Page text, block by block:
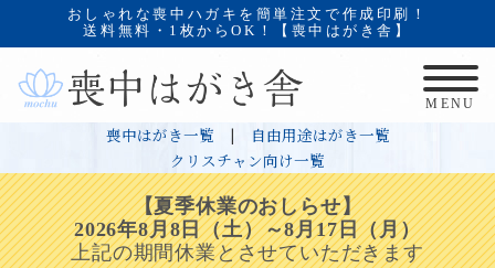
おしゃれな喪中ハガキを簡単注文で作成印刷！
送料無料・1枚からOK！【喪中はがき舎】
MENU
喪中はがき一覧 |
自由用途はがき一覧
クリスチャン向け一覧
【夏季休業のおしらせ】
2026年8月8日（土）～8月17日（月）
上記の期間休業とさせていただきます